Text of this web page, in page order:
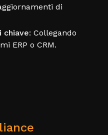
di
chiave: Collegando
ERP o CRM.